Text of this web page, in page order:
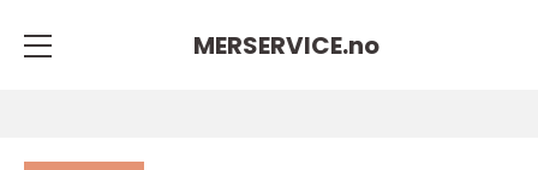
MERSERVICE.no